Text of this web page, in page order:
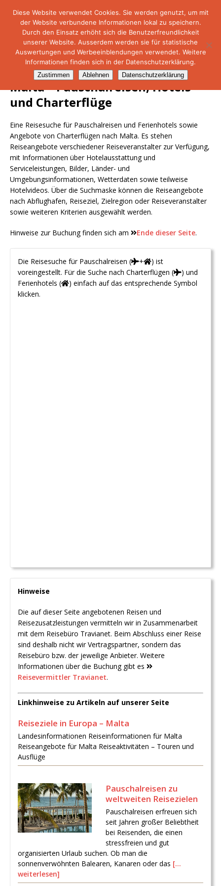
NetMare-Reiseportal
Malta – Pauschalreisen, Hotels
und Charterflüge
Eine Reisesuche für Pauschalreisen und Ferienhotels sowie
Angebote von Charterflügen nach Malta. Es stehen
Reiseangebote verschiedener Reiseveranstalter zur Verfügung,
mit Informationen über Hotelausstattung und
Serviceleistungen, Bilder, Länder- und
Umgebungsinformationen, Wetterdaten sowie teilweise
Hotelvideos. Über die Suchmaske können die Reiseangebote
nach Abflughafen, Reiseziel, Zielregion oder Reiseveranstalter
sowie weiteren Kriterien ausgewählt werden.
Hinweise zur Buchung finden sich am Ende dieser Seite.
Die Reisesuche für Pauschalreisen ( +
) ist
voreingestellt. Für die Suche nach Charterflügen (
) und
Ferienhotels (
) einfach auf das entsprechende Symbol
klicken.
Hinweise
Die auf dieser Seite angebotenen Reisen und
Reisezusatzleistungen vermitteln wir in Zusammenarbeit
mit dem Reisebüro Travianet. Beim Abschluss einer Reise
sind deshalb nicht wir Vertragspartner, sondern das
Reisebüro bzw. der jeweilige Anbieter. Weitere
Informationen über die Buchung gibt es
Reisevermittler Travianet.
Linkhinweise zu Artikeln auf unserer Seite
Reiseziele in Europa – Malta
Landesinformationen Reiseinformationen für Malta
Reiseangebote für Malta Reiseaktivitäten – Touren und
Ausflüge
Pauschalreisen zu
weltweiten Reisezielen
Pauschalreisen erfreuen sich
seit Jahren großer Beliebtheit
bei Reisenden, die einen
stressfreien und gut
organisierten Urlaub suchen. Ob man die
sonnenverwöhnten Balearen, Kanaren oder das […
weiterlesen]
Diese Website verwendet Cookies. Sie werden genutzt, um mit
der Website verbundene Informationen lokal zu speichern.
Durch den Einsatz erhöht sich die Benutzerfreundlichkeit
unserer Website. Ausserdem werden sie für statistische
Auswertungen und Werbeeinblendungen verwendet. Weitere
Informationen finden sich in der Datenschutzerklärung.
Zustimmen Ablehnen Datenschutzerklärung